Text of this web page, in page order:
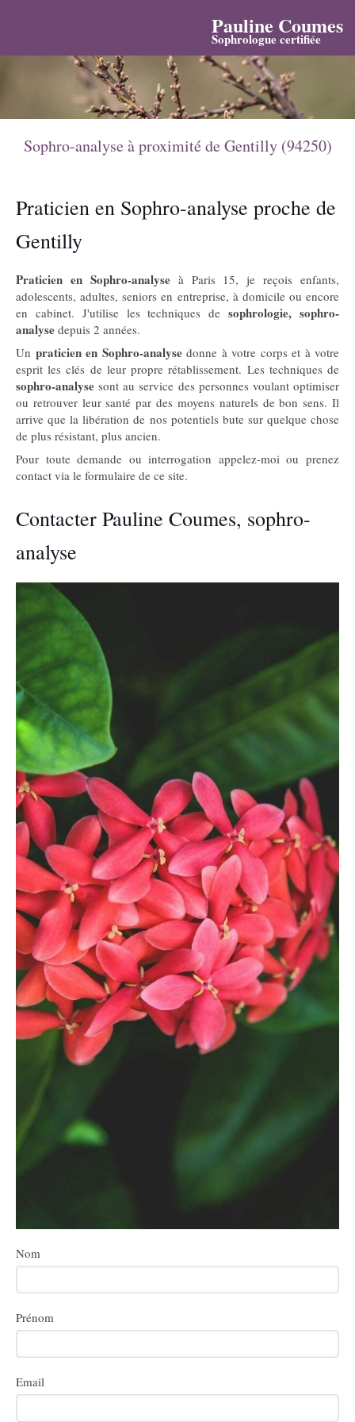
Pauline Coumes
Sophrologue certifiée
Sophro-analyse à proximité de Gentilly (94250)
Praticien en Sophro-analyse proche de
Gentilly
Praticien en Sophro-analyseà Paris 15, je reçois enfants,
adolescents, adultes, seniors en entreprise, à domicile ou encore
en cabinet. J'utilise les techniques desophrologie, sophro-
analyse depuis 2 années.
Un praticien en Sophro-analysedonne à votre corps et à votre
esprit les clés de leur propre rétablissement. Les techniques de
sophro-analyse sont au service des personnes voulant optimiser
ou retrouver leur santé par des moyens naturels de bon sens. Il
arrive que la libération de nos potentiels bute sur quelque chose
de plus résistant, plus ancien.
Pour toute demande ou interrogation appelez-moi ou prenez
contact via le formulaire de ce site.
Contacter Pauline Coumes, sophro-
analyse
Nom
Prénom
Email